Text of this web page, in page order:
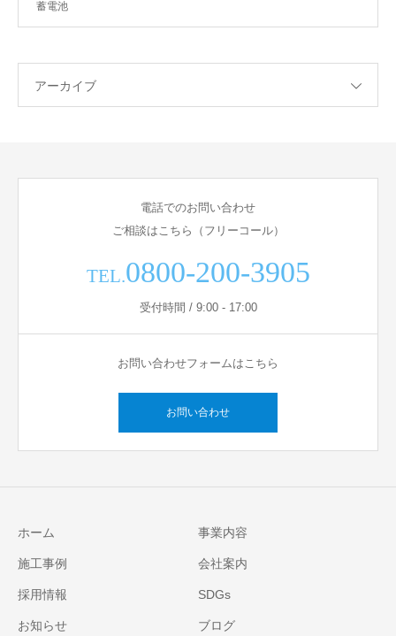
蓄電池
アーカイブ
電話でのお問い合わせ
ご相談はこちら（フリーコール）
TEL.0800-200-3905
受付時間 / 9:00 - 17:00
お問い合わせフォームはこちら
お問い合わせ
ホーム 事業内容
施工事例 会社案内
採用情報 SDGs
お知らせ ブログ